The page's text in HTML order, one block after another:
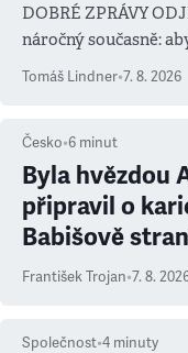
DOBRÉ ZPRÁVY
náročný současně:
prioritu
Tomáš Lindner•7. 8. 2026
Česko•6 minut
Byla hvězdou
připravil o
Babišově
František Trojan•7. 8.
Společnost•4 minuty